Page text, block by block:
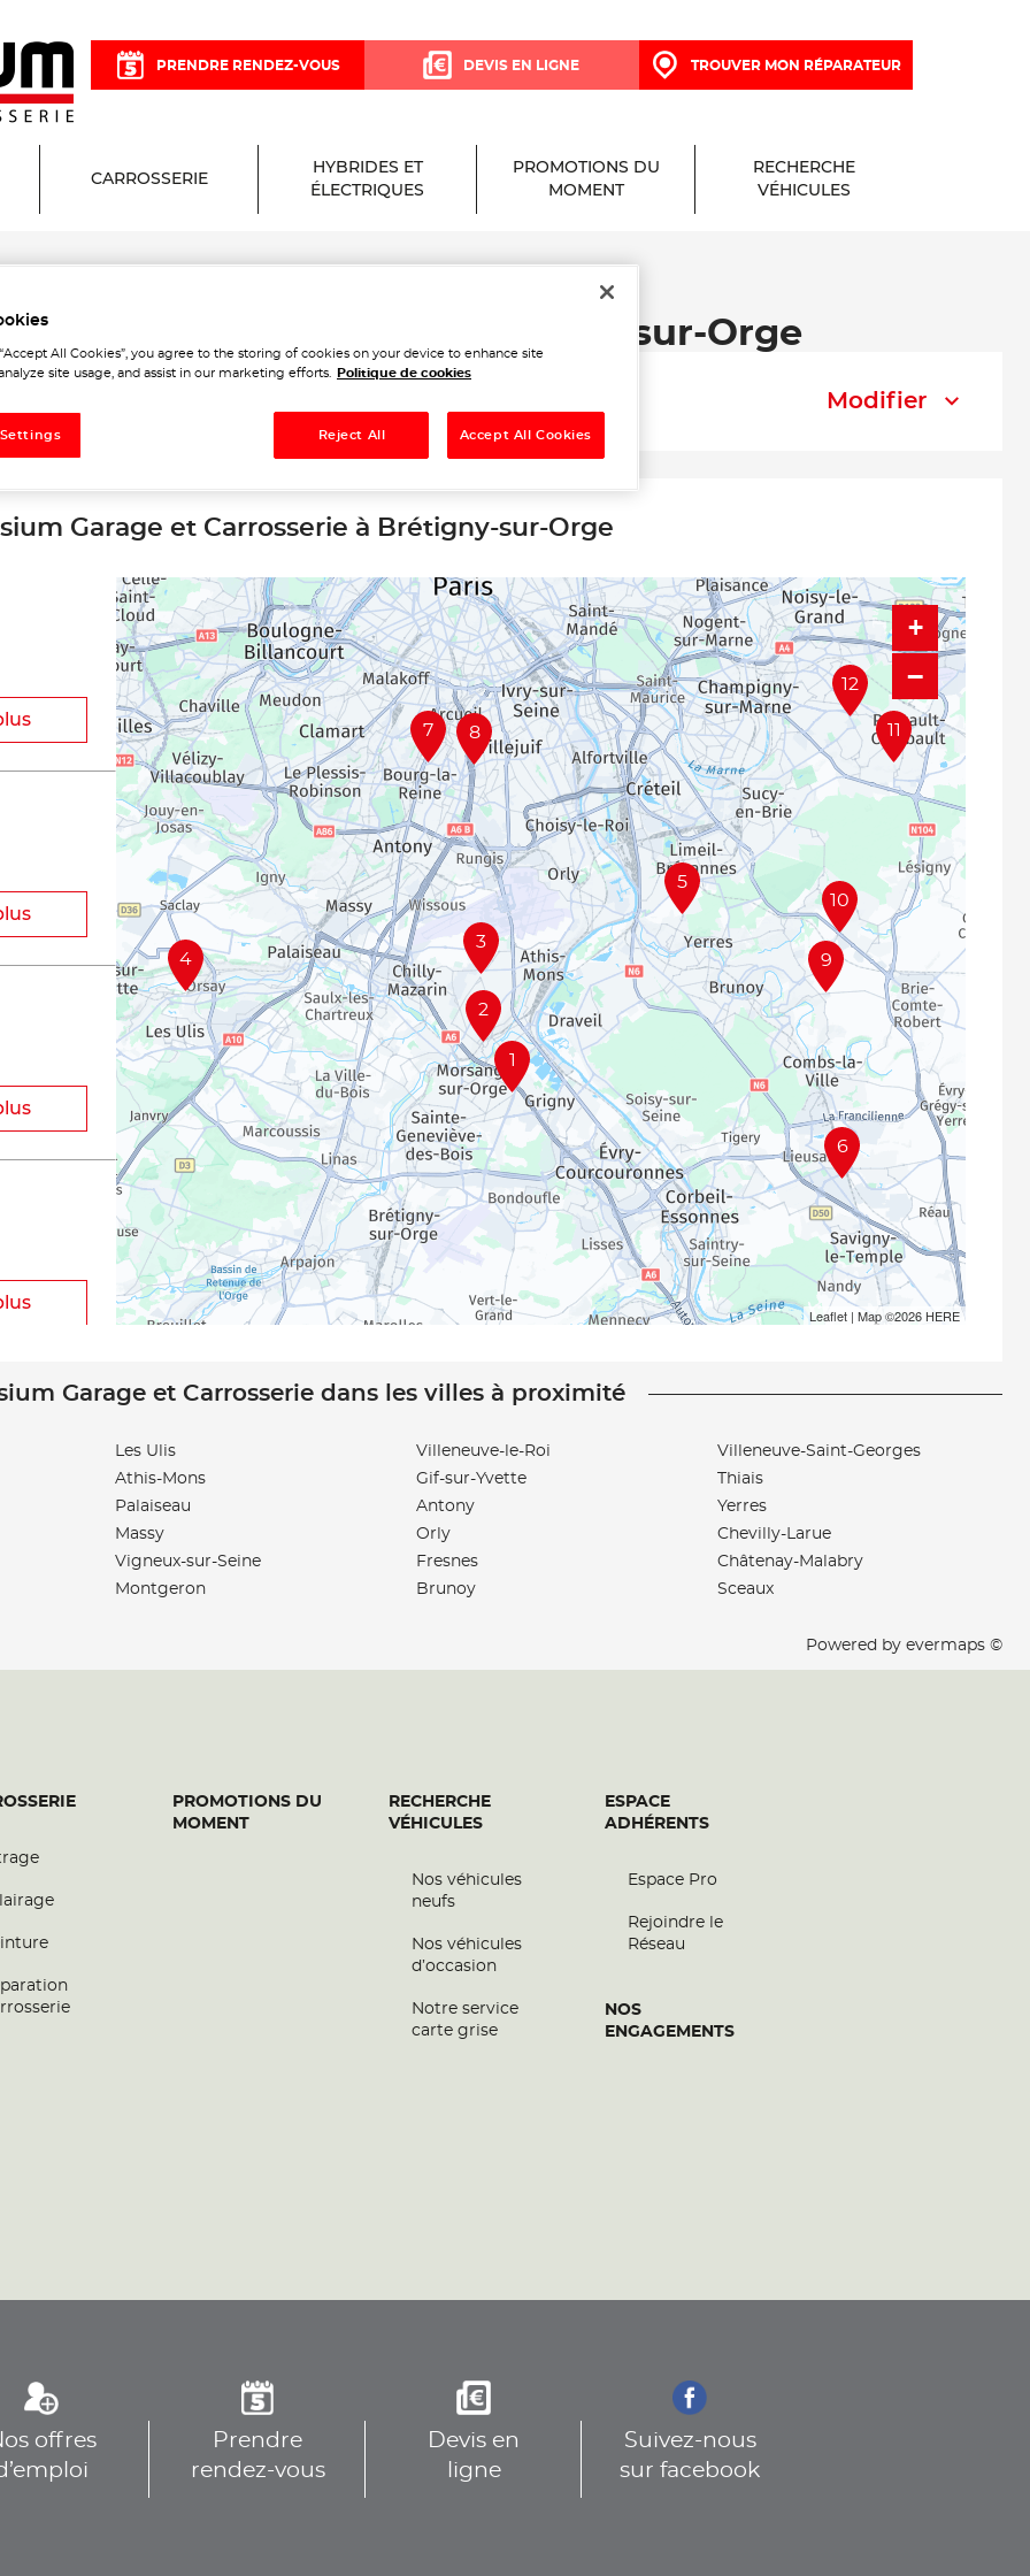
PRENDRE RENDEZ-VOUS DEVIS EN LIGNE TROUVER MON RÉPARATEUR
CARROSSERIE
HYBRIDES ET
ÉLECTRIQUES
PROMOTIONS DU
MOMENT
RECHERCHE
VÉHICULES
et Carrosserie à Brétigny-sur-Orge
Modifier
Garage et Carrosserie à Brétigny-sur-Orge
12
11
6
4
5
10
9
8
7
3
2
1
+
−
Leaflet| Map ©2026 HERE
Garage et Carrosserie dans les villes à proximité
Les Ulis
Athis-Mons
Palaiseau
Massy
Vigneux-sur-Seine
Montgeron
Villeneuve-le-Roi
Gif-sur-Yvette
Antony
Orly
Fresnes
Brunoy
Villeneuve-Saint-Georges
Thiais
Yerres
Chevilly-Larue
Châtenay-Malabry
Sceaux
Powered by evermaps ©
PROMOTIONS DU
MOMENT
RECHERCHE
VÉHICULES
Nos véhicules
neufs
Nos véhicules
d’occasion
Notre service
carte grise
ESPACE
ADHÉRENTS
Espace Pro
Rejoindre le
Réseau
NOS
ENGAGEMENTS
offres
Prendre
rendez-vous
Devis en
ligne
Suivez-nous
sur facebook
All Cookies”, you agree to the storing of cookies on your device to enhance site
site usage, and assist in our marketing efforts.
Politique de cookies
Reject All Accept All Cookies